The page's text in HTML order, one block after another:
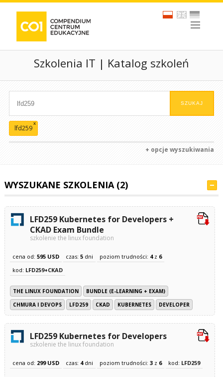
Szkolenia IT | Katalog szkoleń
lfd259
x
+ opcje wyszukiwania
WYSZUKANE SZKOLENIA (2)
LFD259 Kubernetes for Developers +
CKAD Exam Bundle
szkolenie the linux foundation
cena od: 595 USD czas: 5dni poziom trudności: 4z 6
kod: LFD259+CKAD
THE LINUX FOUNDATION
BUNDLE (E-LEARNING + EXAM)
CHMURA I DEVOPS
LFD259 CKAD KUBERNETES DEVELOPER
LFD259 Kubernetes for Developers
szkolenie the linux foundation
cena od: 299 USD czas: 4dni poziom trudności: 3z 6 kod: LFD259